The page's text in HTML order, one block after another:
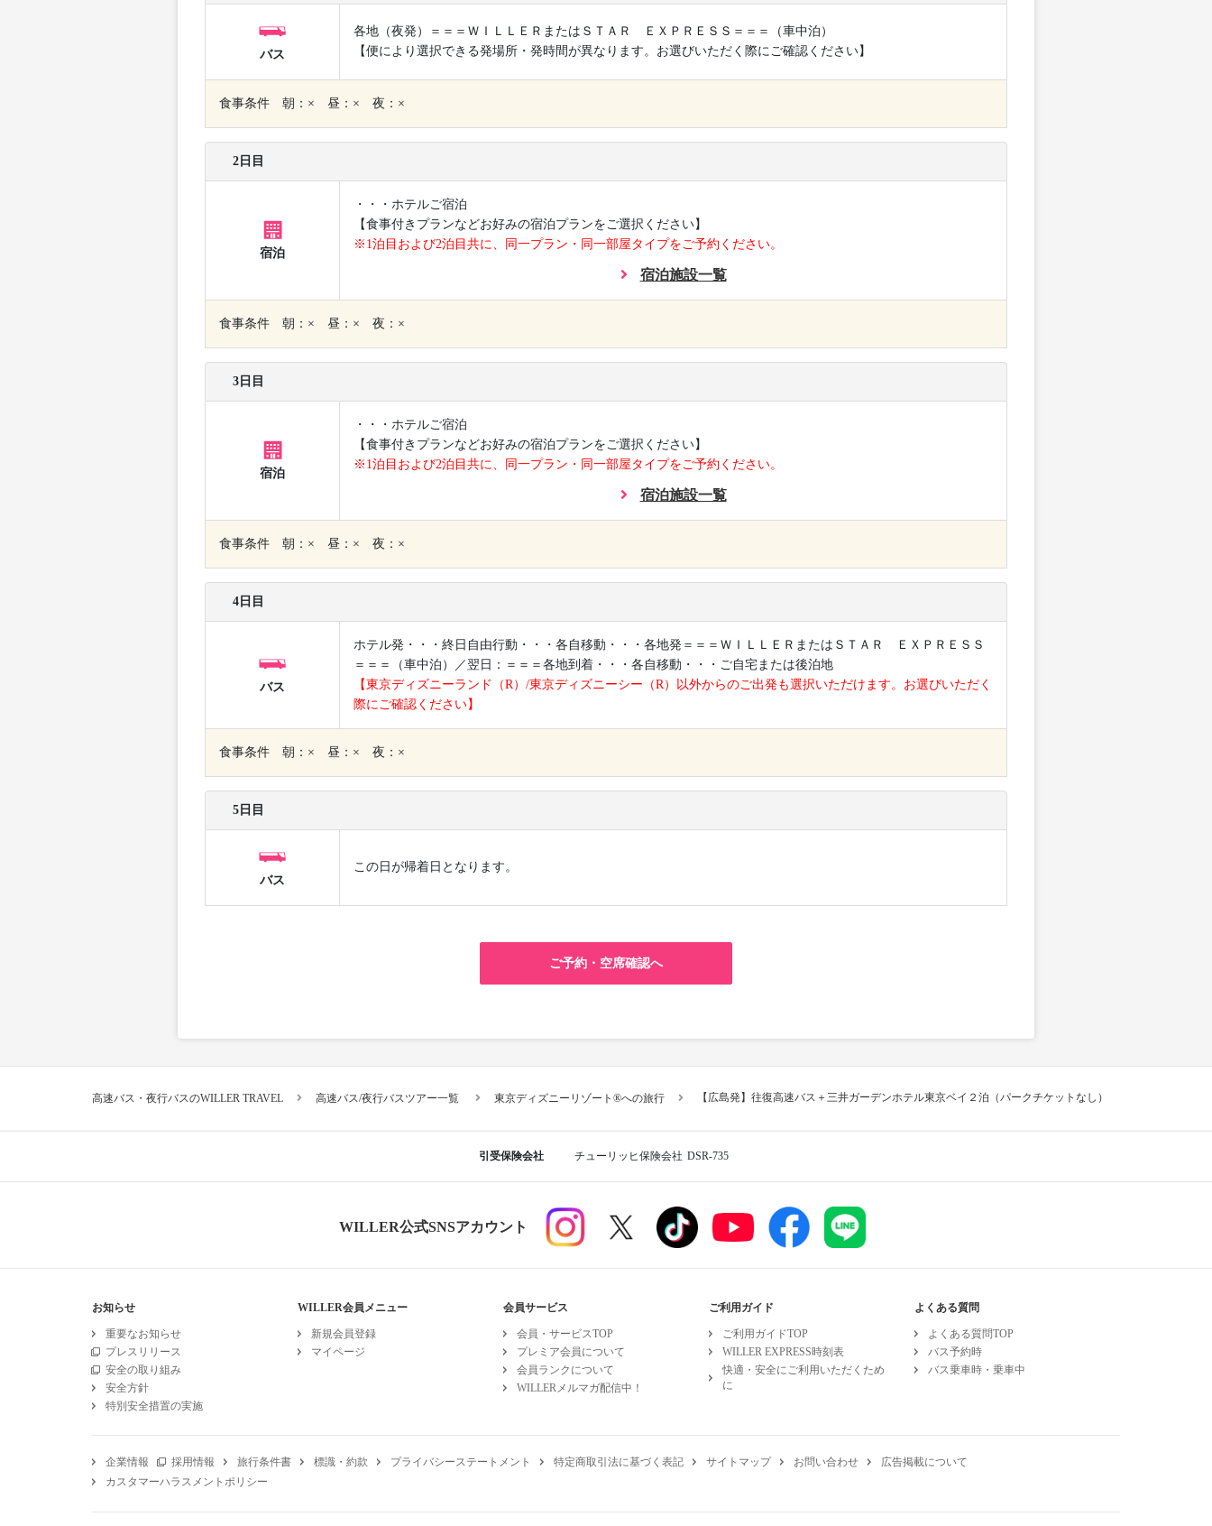
バス
各地（夜発）＝＝＝ＷＩＬＬＥＲまたはＳＴＡＲ ＥＸＰＲＥＳＳ＝＝＝（車中泊）
【便により選択できる発場所・発時間が異なります。お選びいただく際にご確認ください】
食事条件 朝：× 昼：× 夜：×
2日目
宿泊
・・・ホテルご宿泊
【食事付きプランなどお好みの宿泊プランをご選択ください】
※1泊目および2泊目共に、同一プラン・同一部屋タイプをご予約ください。
宿泊施設一覧
食事条件 朝：× 昼：× 夜：×
3日目
宿泊
・・・ホテルご宿泊
【食事付きプランなどお好みの宿泊プランをご選択ください】
※1泊目および2泊目共に、同一プラン・同一部屋タイプをご予約ください。
宿泊施設一覧
食事条件 朝：× 昼：× 夜：×
4日目
バス
ホテル発・・・終日自由行動・・・各自移動・・・各地発＝＝＝ＷＩＬＬＥＲまたはＳＴＡＲ ＥＸＰＲＥＳＳ
＝＝＝（車中泊）／翌日：＝＝＝各地到着・・・各自移動・・・ご自宅または後泊地
【東京ディズニーランド（R）/東京ディズニーシー（R）以外からのご出発も選択いただけます。お選びいただく
際にご確認ください】
食事条件 朝：× 昼：× 夜：×
5日目
バス
この日が帰着日となります。
ご予約・空席確認へ
高速バス・夜行バスのWILLER TRAVEL 高速バス/夜行バスツアー一覧 東京ディズニーリゾート®への旅行 【広島発】往復高速バス＋三井ガーデンホテル東京ベイ２泊（パークチケットなし）
引受保険会社 チューリッヒ保険会社 DSR-735
WILLER公式SNSアカウント
お知らせ
重要なお知らせ
プレスリリース
安全の取り組み
安全方針
特別安全措置の実施
WILLER会員メニュー
新規会員登録
マイページ
会員サービス
会員・サービスTOP
プレミア会員について
会員ランクについて
WILLERメルマガ配信中！
ご利用ガイド
ご利用ガイドTOP
WILLER EXPRESS時刻表
快適・安全にご利用いただくため
に
よくある質問
よくある質問TOP
バス予約時
バス乗車時・乗車中
企業情報 採用情報 旅行条件書 標識・約款 プライバシーステートメント 特定商取引法に基づく表記 サイトマップ お問い合わせ
広告掲載について
カスタマーハラスメントポリシー